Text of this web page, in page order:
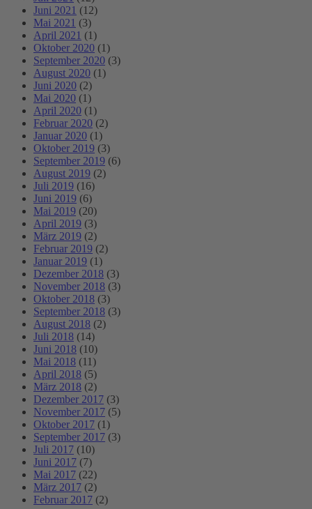
Juni 2021 (12)
Mai 2021 (3)
April 2021 (1)
Oktober 2020 (1)
September 2020 (3)
August 2020 (1)
Juni 2020 (2)
Mai 2020 (1)
April 2020 (1)
Februar 2020 (2)
Januar 2020 (1)
Oktober 2019 (3)
September 2019 (6)
August 2019 (2)
Juli 2019 (16)
Juni 2019 (6)
Mai 2019 (20)
April 2019 (3)
März 2019 (2)
Februar 2019 (2)
Januar 2019 (1)
Dezember 2018 (3)
November 2018 (3)
Oktober 2018 (3)
September 2018 (3)
August 2018 (2)
Juli 2018 (14)
Juni 2018 (10)
Mai 2018 (11)
April 2018 (5)
März 2018 (2)
Dezember 2017 (3)
November 2017 (5)
Oktober 2017 (1)
September 2017 (3)
Juli 2017 (10)
Juni 2017 (7)
Mai 2017 (22)
März 2017 (2)
Februar 2017 (2)